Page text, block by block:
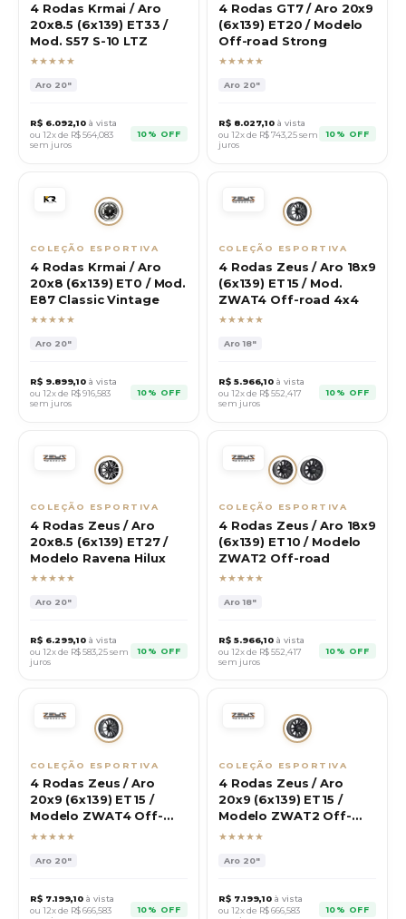
4 Rodas Krmai / Aro
20x8.5 (6x139) ET33 /
Mod. S57 S-10 LTZ
★★★★★
Aro 20"
R$ 6.092,10 à vista
ou 12x de R$564,083
sem juros
10% OFF
4 Rodas GT7 / Aro 20x9
(6x139) ET20 / Modelo
Off-road Strong
★★★★★
Aro 20"
R$ 8.027,10 à vista
ou 12x de R$743,25sem
juros
10% OFF
COLEÇÃO ESPORTIVA
4 Rodas Krmai / Aro
20x8 (6x139) ET0 / Mod.
E87 Classic Vintage
★★★★★
Aro 20"
R$ 9.899,10 à vista
ou 12x de R$916,583
sem juros
10% OFF
COLEÇÃO ESPORTIVA
4 Rodas Zeus / Aro 18x9
(6x139) ET15 / Mod.
ZWAT4 Off-road 4x4
★★★★★
Aro18"
R$ 5.966,10 à vista
ou 12x de R$552,417
sem juros
10% OFF
COLEÇÃO ESPORTIVA
4 Rodas Zeus / Aro
20x8.5 (6x139) ET27 /
Modelo Ravena Hilux
★★★★★
Aro 20"
R$ 6.299,10 à vista
ou 12x de R$583,25sem
juros
10% OFF
COLEÇÃO ESPORTIVA
4 Rodas Zeus / Aro 18x9
(6x139) ET10 / Modelo
ZWAT2 Off-road
★★★★★
Aro18"
R$ 5.966,10 à vista
ou 12x de R$552,417
sem juros
10% OFF
COLEÇÃO ESPORTIVA
4 Rodas Zeus / Aro
20x9 (6x139) ET15 /
Modelo ZWAT4 Off-
road
★★★★★
Aro 20"
R$ 7.199,10 à vista
ou 12x de R$666,583
10% OFF
COLEÇÃO ESPORTIVA
4 Rodas Zeus / Aro
20x9 (6x139) ET15 /
Modelo ZWAT2 Off-
road
★★★★★
Aro 20"
R$ 7.199,10 à vista
ou 12x de R$666,583
10% OFF